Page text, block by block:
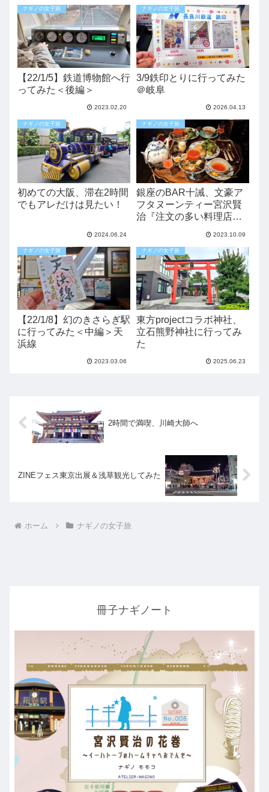
ナギノの女子旅
【22/1/5】鉄道博物館へ行
ってみた＜後編＞
2023.02.20
ナギノの女子旅
3/9鉄印とりに行ってみた
＠岐阜
2026.04.13
ナギノの女子旅
初めての大阪、滞在2時間
でもアレだけは見たい！
2024.06.24
ナギノの女子旅
銀座のBAR十誡、文豪ア
フタヌーンティー宮沢賢
治『注文の多い料理店』
2023.10.09
ナギノの女子旅
【22/1/8】幻のきさらぎ駅
に行ってみた＜中編＞天
浜線
2023.03.06
ナギノの女子旅
東方projectコラボ神社、
立石熊野神社に行ってみ
た
2025.06.23
2時間で満喫、川崎大師へ
ZINEフェス東京出展＆浅草観光してみた
ホーム ナギノの女子旅
冊子ナギノート